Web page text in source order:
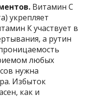
Витамин С
укрепляет
К участвует в
а рутин
любых
нужна
Избыток
как и